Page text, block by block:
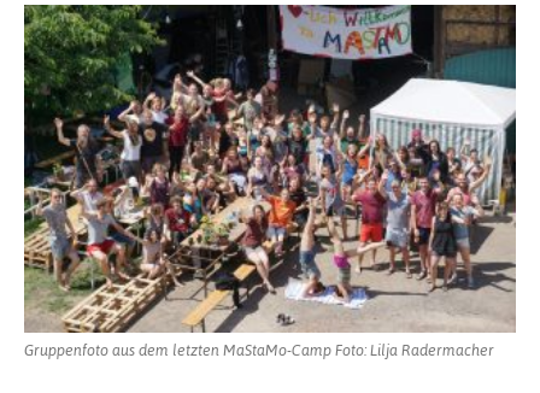
Gruppenfoto aus dem letzten MaStaMo-Camp Foto: Lilja Radermacher